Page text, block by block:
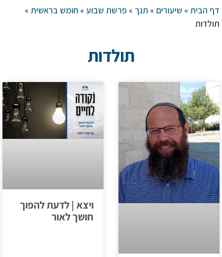
דף הבית » שיעורים » תנך » פרשת שבוע »חומש בראשית »
תולדות
תולדות
ויצא | לדעת להפוך
חושך לאור